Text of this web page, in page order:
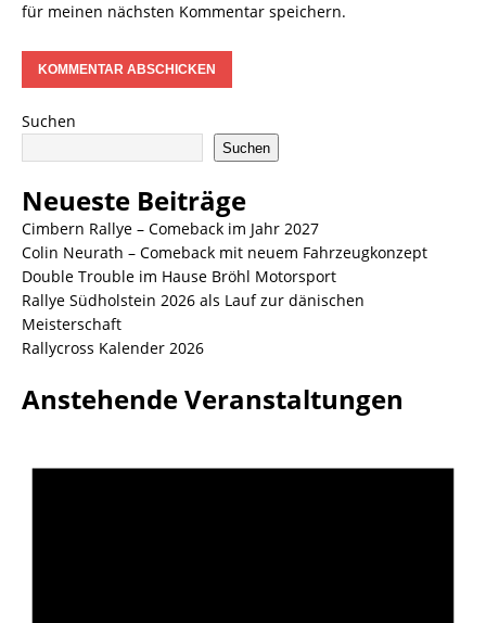
für meinen nächsten Kommentar speichern.
Suchen
Suchen
Neueste Beiträge
Cimbern Rallye – Comeback im Jahr 2027
Colin Neurath – Comeback mit neuem Fahrzeugkonzept
Double Trouble im Hause Bröhl Motorsport
Rallye Südholstein 2026 als Lauf zur dänischen
Meisterschaft
Rallycross Kalender 2026
Anstehende Veranstaltungen